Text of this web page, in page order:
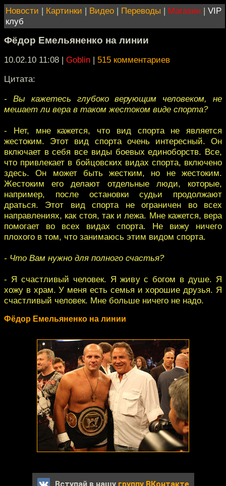
Новости | Картинки | Видео | Переводы | Магазин | VIP
клуб
Фёдор Емельяненко на линии
10.02.10 11:08 | Goblin | 515 комментариев
Цитата:
- Вы кажетесь глубоко верующим человеком, не
мешает ли вера в таком жестоком виде спорта?
- Нет, мне кажется, что вид спорта не является
жестоким. Этот вид спорта очень интересный. Он
включает в себя все виды боевых единоборств. Все,
что привлекает в бойцовских видах спорта, включено
здесь. Он может быть жестким, но не жестоким.
Жестоким его делают отдельные люди, которые,
например, после остановки судьи продолжают
драться. Этот вид спорта не ограничен во всех
направлениях, как стоя, так и лежа. Мне кажется, вера
помогает во всех видах спорта. Не вижу ничего
плохого в том, что занимаюсь этим видом спорта.
- Что Вам нужно для полного счастья?
- Я счастливый человек. Я живу с богом в душе. Я
хожу в храм. У меня есть семья и хорошие друзья. Я
счастливый человек. Мне больше ничего не надо.
Фёдор Емельяненко на линии